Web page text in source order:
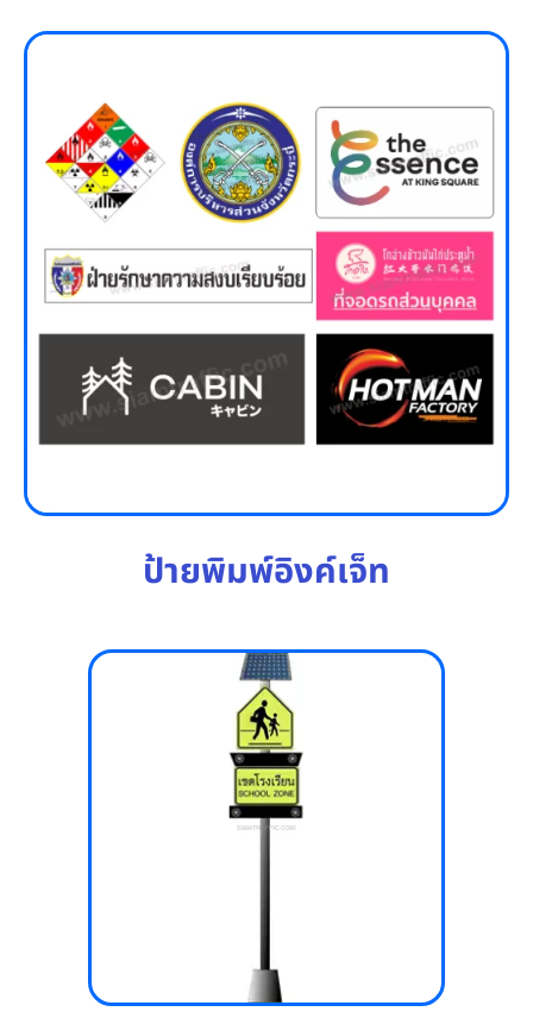
ป้ายพิมพ์อิงค์เจ็ท